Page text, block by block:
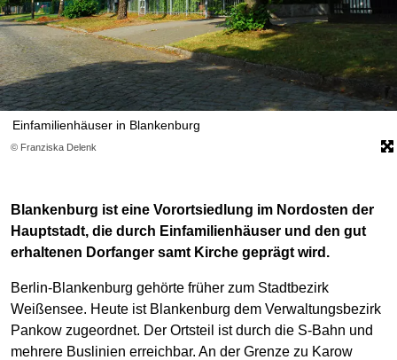
© Franziska Delenk
Einfamilienhäuser in Blankenburg
Blankenburg ist eine Vorortsiedlung im Nordosten der
Hauptstadt, die durch Einfamilienhäuser und den gut
erhaltenen Dorfanger samt Kirche geprägt wird.
Berlin-Blankenburg gehörte früher zum Stadtbezirk
Weißensee. Heute ist Blankenburg dem Verwaltungsbezirk
Pankow zugeordnet. Der Ortsteil ist durch die S-Bahn und
mehrere Buslinien erreichbar. An der Grenze zu Karow